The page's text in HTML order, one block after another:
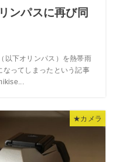
ンパスに再び同
以下オリンパス）を熱帯雨
なってしまったという記事
★カメラ